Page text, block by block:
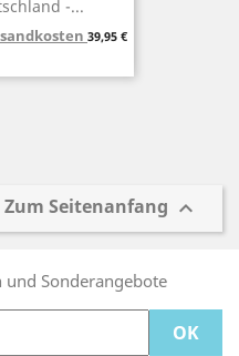
-...
Preis
39,95 €
Zum Seitenanfang 
und Sonderangebote